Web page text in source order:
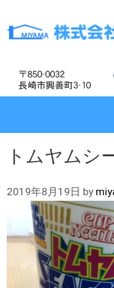
テ
ス
テ
ス
トムヤムシ
2019年8月19日 by